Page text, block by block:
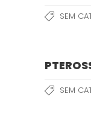
SEM
SEM